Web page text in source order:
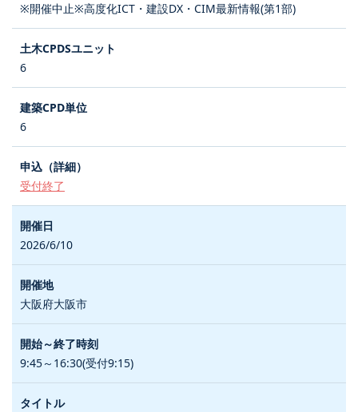
※開催中止※高度化ICT・建設DX・CIM最新情報(第1部)
6
6
受付終了
2026/6/10
大阪府大阪市
9:45～16:30(受付9:15)